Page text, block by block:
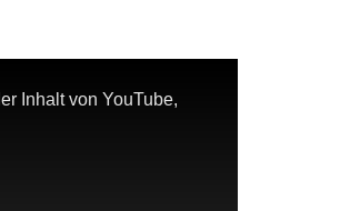
Inhalt von YouTube,